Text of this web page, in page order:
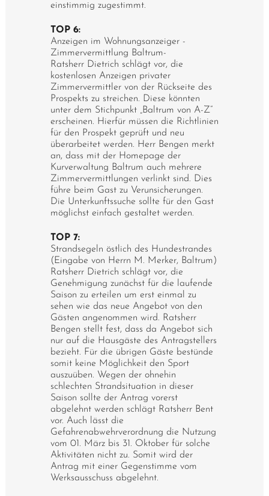
einstimmig zugestimmt.
TOP 6:
Anzeigen im Wohnungsanzeiger -
Zimmervermittlung Baltrum-
Ratsherr Dietrich schlägt vor, die
kostenlosen Anzeigen privater
Zimmervermittler von der Rückseite des
Prospekts zu streichen. Diese könnten
unter dem Stichpunkt „Baltrum von A-Z“
erscheinen. Hierfür müssen die Richtlinien
für den Prospekt geprüft und neu
überarbeitet werden. Herr Bengen merkt
an, dass mit der Homepage der
Kurverwaltung Baltrum auch mehrere
Zimmervermittlungen verlinkt sind. Dies
führe beim Gast zu Verunsicherungen.
Die Unterkunftssuche sollte für den Gast
möglichst einfach gestaltet werden.
TOP 7:
Strandsegeln östlich des Hundestrandes
(Eingabe von Herrn M. Merker, Baltrum)
Ratsherr Dietrich schlägt vor, die
Genehmigung zunächst für die laufende
Saison zu erteilen um erst einmal zu
sehen wie das neue Angebot von den
Gästen angenommen wird. Ratsherr
Bengen stellt fest, dass da Angebot sich
nur auf die Hausgäste des Antragstellers
bezieht. Für die übrigen Gäste bestünde
somit keine Möglichkeit den Sport
auszuüben. Wegen der ohnehin
schlechten Strandsituation in dieser
Saison sollte der Antrag vorerst
abgelehnt werden schlägt Ratsherr Bent
vor. Auch lässt die
Gefahrenabwehrverordnung die Nutzung
vom 01. März bis 31. Oktober für solche
Aktivitäten nicht zu. Somit wird der
Antrag mit einer Gegenstimme vom
Werksausschuss abgelehnt.